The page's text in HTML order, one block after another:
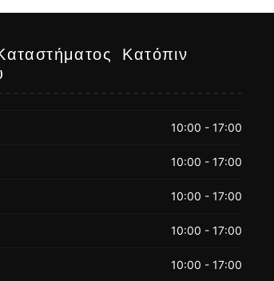
Κατόπιν
10:00 - 17:00
10:00 - 17:00
10:00 - 17:00
10:00 - 17:00
10:00 - 17:00